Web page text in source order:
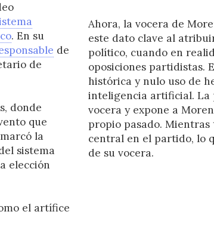
. En su
de
de
donde
que
la
sistema
elección
el artífice
Ahora, la vocera de
este dato clave al
político, cuando en
oposiciones partidistas.
histórica y nulo uso de
inteligencia artificial. La
vocera y expone a
propio pasado.
central en el partido, lo
de su vocera.